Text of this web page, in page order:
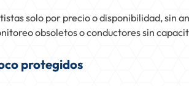
solo por precio o disponibilidad, sin
obsoletos o conductores sin
protegidos